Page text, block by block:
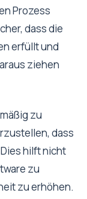
Prozess
dass die
erfüllt und
ziehen
zu
dass
hilft nicht
zu
zu erhöhen.